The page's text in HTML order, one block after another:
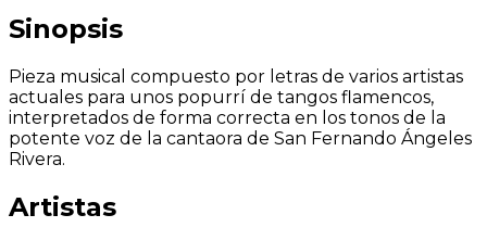
Sinopsis
Pieza musical compuesto por letras de varios artistas
actuales para unos popurrí de tangos flamencos,
interpretados de forma correcta en los tonos de la
potente voz de la cantaora de San Fernando Ángeles
Rivera.
Artistas